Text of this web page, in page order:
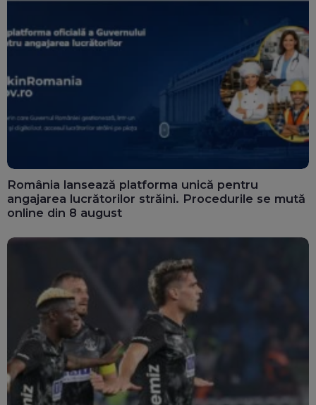
România lansează platforma unică pentru
angajarea lucrătorilor străini. Procedurile se mută
online din 8 august